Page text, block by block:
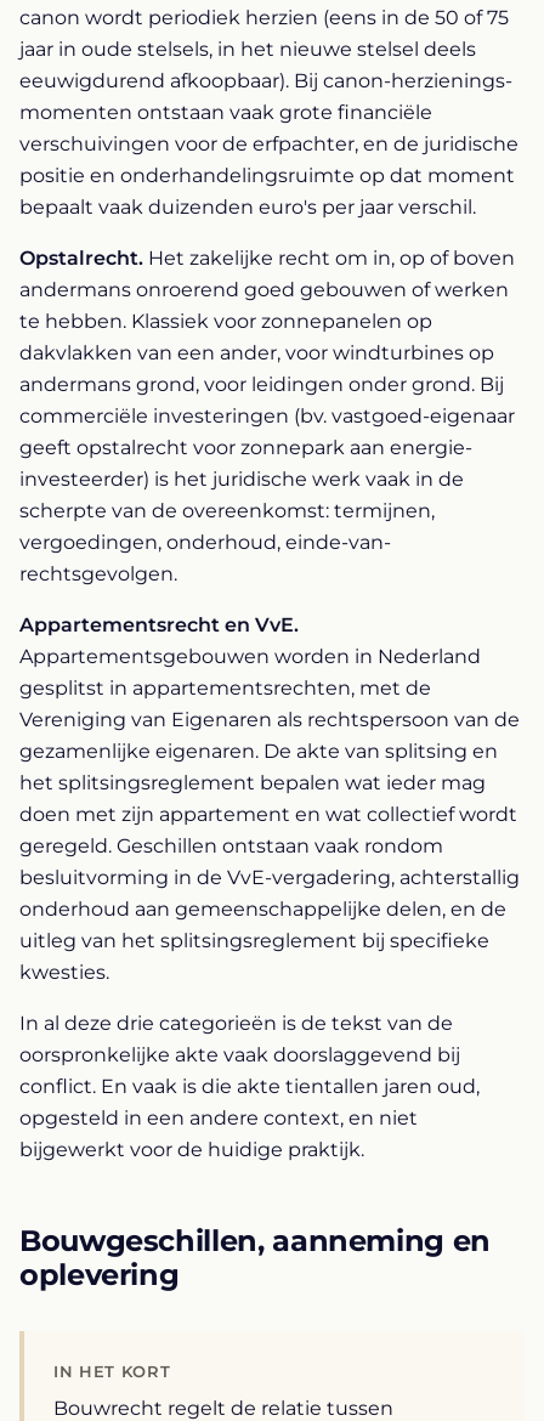
canon wordt periodiek herzien (eens in de 50 of 75
jaar in oude stelsels, in het nieuwe stelsel deels
eeuwigdurend afkoopbaar). Bij canon-herzienings-
momenten ontstaan vaak grote financiële
verschuivingen voor de erfpachter, en de juridische
positie en onderhandelingsruimte op dat moment
bepaalt vaak duizenden euro's per jaar verschil.
Opstalrecht. Het zakelijke recht om in, op of boven
andermans onroerend goed gebouwen of werken
te hebben. Klassiek voor zonnepanelen op
dakvlakken van een ander, voor windturbines op
andermans grond, voor leidingen onder grond. Bij
commerciële investeringen (bv. vastgoed-eigenaar
geeft opstalrecht voor zonnepark aan energie-
investeerder) is het juridische werk vaak in de
scherpte van de overeenkomst: termijnen,
vergoedingen, onderhoud, einde-van-
rechtsgevolgen.
Appartementsrecht en VvE.
Appartementsgebouwen worden in Nederland
gesplitst in appartementsrechten, met de
Vereniging van Eigenaren als rechtspersoon van de
gezamenlijke eigenaren. De akte van splitsing en
het splitsingsreglement bepalen wat ieder mag
doen met zijn appartement en wat collectief wordt
geregeld. Geschillen ontstaan vaak rondom
besluitvorming in de VvE-vergadering, achterstallig
onderhoud aan gemeenschappelijke delen, en de
uitleg van het splitsingsreglement bij specifieke
kwesties.
In al deze drie categorieën is de tekst van de
oorspronkelijke akte vaak doorslaggevend bij
conflict. En vaak is die akte tientallen jaren oud,
opgesteld in een andere context, en niet
bijgewerkt voor de huidige praktijk.
Bouwgeschillen, aanneming en
oplevering
IN HET KORT
Bouwrecht regelt de relatie tussen